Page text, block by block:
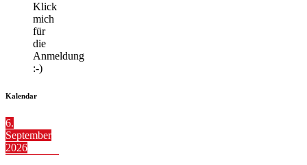
Klick
mich
für
die
Anmeldung
:-)
Kalendar
6.
September
2026